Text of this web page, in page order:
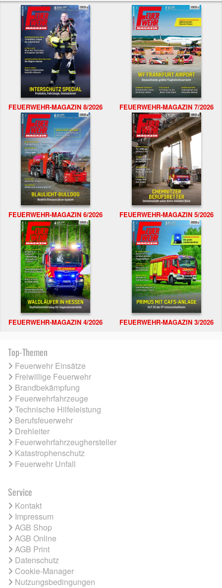
FEUERWEHR-MAGAZIN 8/2026 FEUERWEHR-MAGAZIN 7/2026
FEUERWEHR-MAGAZIN 6/2026 FEUERWEHR-MAGAZIN 5/2026
FEUERWEHR-MAGAZIN 4/2026 FEUERWEHR-MAGAZIN 3/2026
Top-Themen
Feuerwehr Einsätze
Freiwillige Feuerwehr
Brandbekämpfung
Feuerwehrfahrzeuge
Technische Hilfeleistung
Berufsfeuerwehr
Drehleiter
Feuerwehrfahrzeughersteller
Katastrophenschutz
Feuerwehr Unfall
Service
Kontakt
Impressum
AGB Shop
AGB Online
AGB Print
Datenschutz
Cookie-Manager
Nutzungsbedingungen